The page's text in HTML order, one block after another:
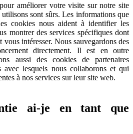
améliorer votre visite sur notre site
sont sûrs. Les informations que
cookies nous aident à identifier les
montrer des services spécifiques dont
vous intéresser. Nous sauvegardons des
directement. Il est en outre
aussi des cookies de partenaires
avec lesquels nous collaborons et qui
à nos services sur leur site web.
ai-je en tant que